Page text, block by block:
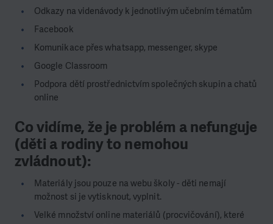
Odkazy na videnávody k jednotlivým učebním tématům
Facebook
Komunikace přes whatsapp, messenger, skype
Google Classroom
Podpora dětí prostřednictvím společných skupin a chatů
online
Co vidíme, že je problém a nefunguje
(děti a rodiny to nemohou
zvládnout):
Materiály jsou pouze na webu školy - děti nemají
možnost si je vytisknout, vyplnit.
Velké množství online materiálů (procvičování), které